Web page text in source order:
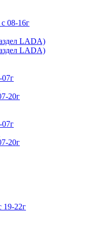
08-16г
LADA)
LADA)
07г
20г
07г
20г
19-22г